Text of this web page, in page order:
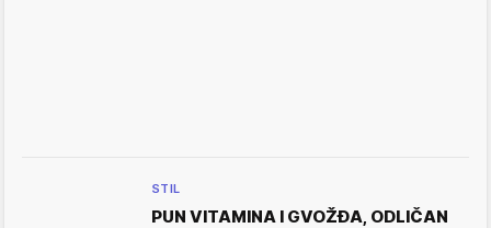
STIL
PUN VITAMINA I GVOŽĐA, ODLIČAN